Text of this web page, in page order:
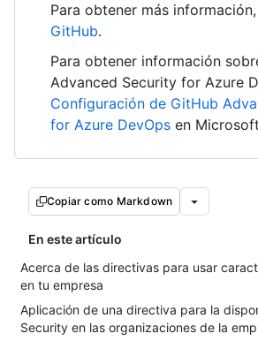
Para obtener más
GitHub.
Para obtener información
Advanced Security for Azure
Configuración de GitHub
for Azure DevOps en
Copiar como Markdown
En este artículo
Acerca de las directivas para usar
en tu empresa
Aplicación de una directiva para la
Security en las organizaciones de la